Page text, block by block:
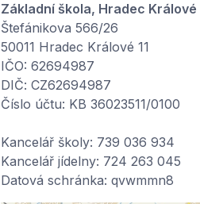
Základní škola, Hradec Králové
Štefánikova 566/26
50011 Hradec Králové 11
IČO: 62694987
DIČ: CZ62694987
Číslo účtu: KB 36023511/0100
Kancelář školy: 739 036 934
Kancelář jídelny: 724 263 045
Datová schránka: qvwmmn8